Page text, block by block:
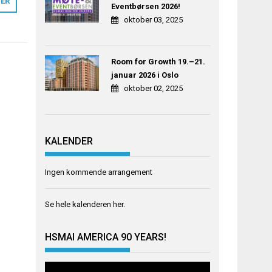
Eventbørsen 2026!
oktober 03, 2025
Room for Growth 19.–21.
januar 2026 i Oslo
oktober 02, 2025
KALENDER
Ingen kommende arrangement
Se hele kalenderen her.
HSMAI AMERICA 90 YEARS!